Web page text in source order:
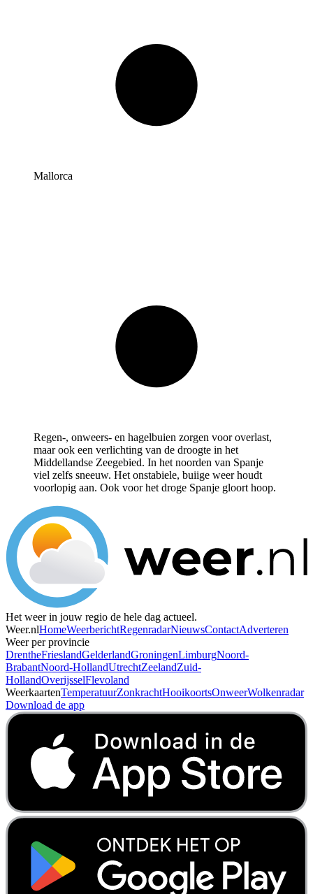
Mallorca
Regen-, onweers- en hagelbuien zorgen voor overlast,
maar ook een verlichting van de droogte in het
Middellandse Zeegebied. In het noorden van Spanje
viel zelfs sneeuw. Het onstabiele, buiige weer houdt
voorlopig aan. Ook voor het droge Spanje gloort hoop.
Het weer in jouw regio de hele dag actueel.
Weer.nlHomeWeerberichtRegenradarNieuwsContactAdverteren
Weer per provincie
DrentheFrieslandGelderlandGroningenLimburgNoord-
BrabantNoord-HollandUtrechtZeelandZuid-
HollandOverijsselFlevoland
WeerkaartenTemperatuurZonkrachtHooikoortsOnweerWolkenradar
Download de app